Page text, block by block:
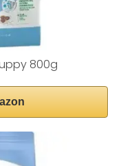
800g